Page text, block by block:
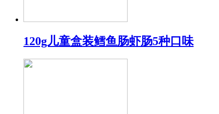
120g儿童盒装鳕鱼肠虾肠5种口味